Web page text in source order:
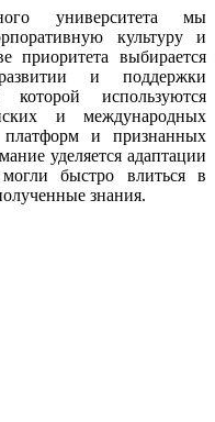
университета мы
культуру и
приоритета выбирается
и поддержки
используются
и международных
и признанных
уделяется адаптации
быстро влиться в
знания.